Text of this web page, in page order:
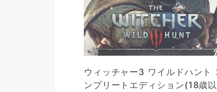
ウィッチャー3 ワイルドハント
ンプリートエディション(18歳